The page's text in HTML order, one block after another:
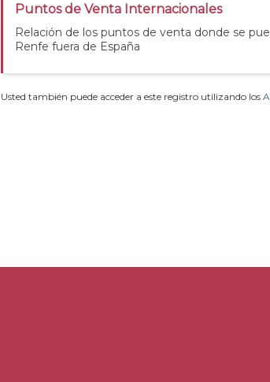
Puntos de Venta Internacionales
Relación de los puntos de venta donde se
Renfe fuera de España
Usted también puede acceder a este registro utilizando los